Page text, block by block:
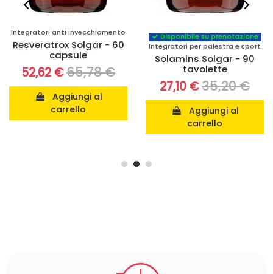
Disponibile su prenotazione
Integratori per palestra e sport
Solamins Solgar - 90
tavolette
27,10 €35,20 €
Aggiungi al
carrello
Integratori per articolazioni e
ossa
Projoint Complex
Solgar - 60 tavolette
60,66 € 76,78 €
Vedi